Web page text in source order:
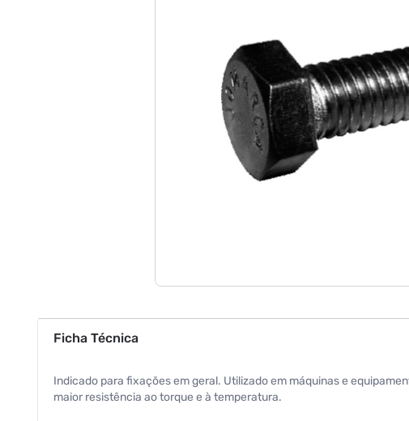
Ficha Técnica
Indicado para fixações em geral. Utilizado em máquinas e
maior resistência ao torque e à temperatura.